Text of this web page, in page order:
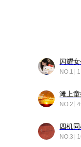
NO.1
滩上
NO.2
四机
NO.3